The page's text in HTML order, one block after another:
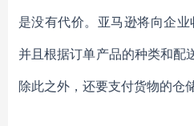
是没有代价。亚马逊将向企
并且根据订单产品的种类和配
除此之外，还要支付货物的仓